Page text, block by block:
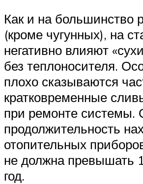
Как и на большинство
(кроме чугунных), на
негативно влияют
без теплоносителя.
плохо сказываются
кратковременные
при ремонте системы.
продолжительность
отопительных
не должна превышать
год.